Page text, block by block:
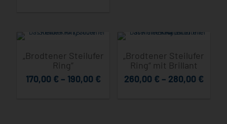
„Brodtener Steilufer
Ring“
170,00 € – 190,00 €
„Brodtener Steilufer
Ring“ mit Brillant
260,00 € – 280,00 €